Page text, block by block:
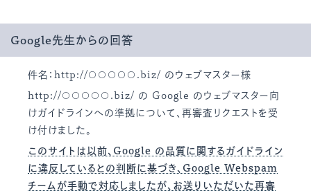
Google先生からの回答
件名：http://○○○○○.biz/ のウェブマスター様
http://○○○○○.biz/ の Google のウェブマスター向
けガイドラインへの準拠について、再審査リクエストを受
け付けました。
このサイトは以前、Google の品質に関するガイドライン
に違反しているとの判断に基づき、Google Webspam
チームが手動で対応しましたが、お送りいただいた再審